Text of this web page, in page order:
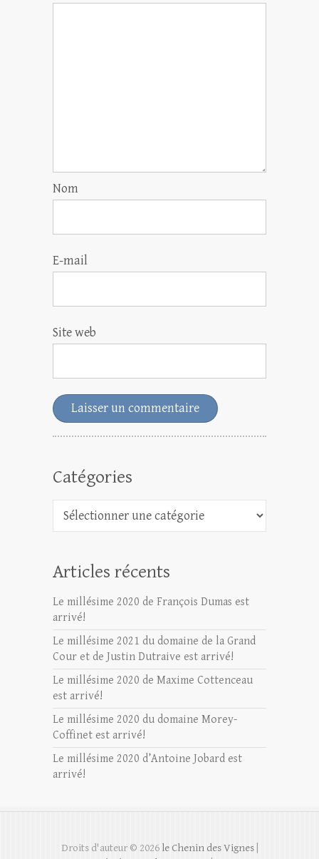
Nom
E-mail
Site web
Catégories
Catégories
Articles récents
Le millésime 2020 de François Dumas est
arrivé!
Le millésime 2021 du domaine de la Grand
Cour et de Justin Dutraive est arrivé!
Le millésime 2020 de Maxime Cottenceau
est arrivé!
Le millésime 2020 du domaine Morey-
Coffinet est arrivé!
Le millésime 2020 d’Antoine Jobard est
arrivé!
Droits d'auteur © 2026 le Chenin des Vignes|